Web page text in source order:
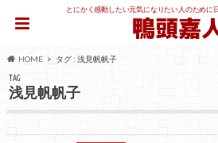
とにかく感動したい元気になりたい人のために
HOME タグ : 浅見帆帆子
TAG
浅見帆帆子